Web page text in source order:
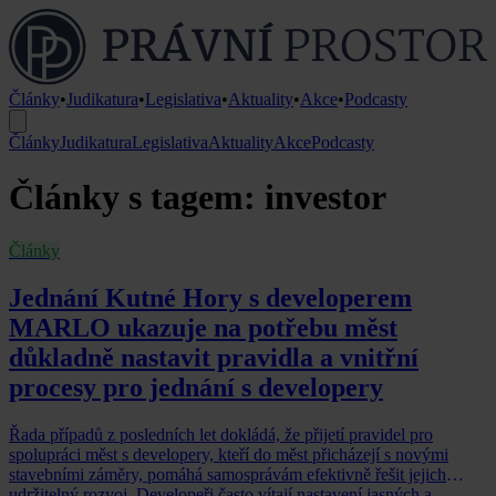
Články•Judikatura•Legislativa•Aktuality•Akce•Podcasty
ČlánkyJudikaturaLegislativaAktualityAkcePodcasty
Články s tagem: investor
Články
Jednání Kutné Hory s developerem
MARLO ukazuje na potřebu měst
důkladně nastavit pravidla a vnitřní
procesy pro jednání s developery
Řada případů z posledních let dokládá, že přijetí pravidel pro
spolupráci měst s developery, kteří do měst přicházejí s novými
stavebními záměry, pomáhá samosprávám efektivně řešit jejich